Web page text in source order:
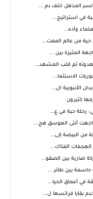
المذهل خلف دم ...
في استراتيج...
وأذه...
حية من عالم المفت...
المثيرة بين ...
ثم قلب المشهد...
الاستثما...
الأنبوبية ال...
كثيرون
رحلة حية في ع...
أنثى العوسق هج...
من البيضة إلى...
الهجمات الفتاك...
ضارية بين الصقو...
حاسمة بين طائر ...
في أعماق الحيا...
بقايا فرائسها ل...